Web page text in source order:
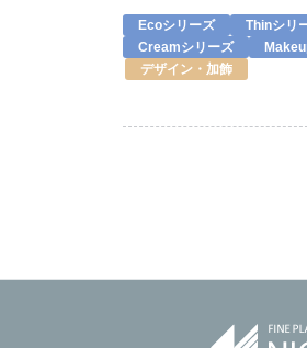
Ecoシリーズ
Thinシリ
Creamシリーズ
デザイン・加飾